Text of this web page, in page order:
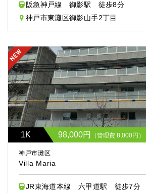
阪急神戸線 御影駅 徒歩8分
神戸市東灘区御影山手2丁目
1K 98,000円 （管理費 8,000円）
神戸市灘区
Villa Maria
JR東海道本線 六甲道駅 徒歩7分